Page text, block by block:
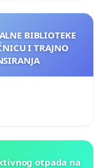
BIBLIOTEKE
I TRAJNO
otpada na